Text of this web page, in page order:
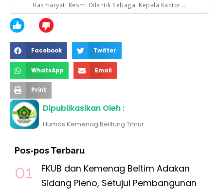
Hasmaryati Resmi Dilantik Sebagai Kepala Kantor…
Facebook Twitter
WhatsApp Email
Print
Dipublikasikan Oleh :
Humas Kemenag Belitung Timur
Pos-pos Terbaru
FKUB dan Kemenag Beltim Adakan
Sidang Pleno, Setujui Pembangunan